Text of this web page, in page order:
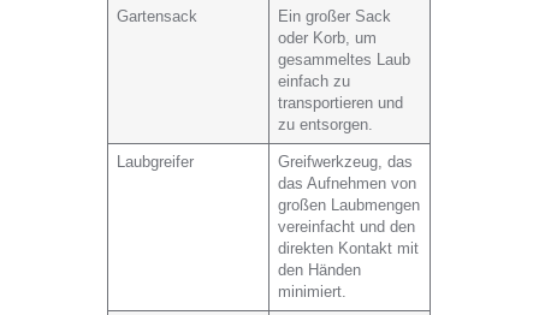
Gartensack
Ein großer Sack
oder Korb, um
gesammeltes Laub
einfach zu
transportieren und
zu entsorgen.
Laubgreifer
Greifwerkzeug, das
das Aufnehmen von
großen Laubmengen
vereinfacht und den
direkten Kontakt mit
den Händen
minimiert.